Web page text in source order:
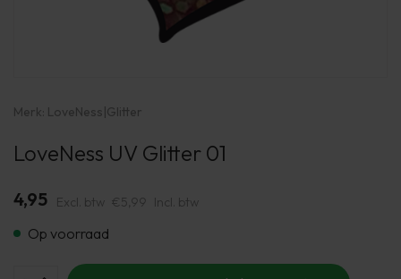
Merk: LoveNess|Glitter
LoveNess UV Glitter 01
4,95 Excl. btw €5,99 Incl. btw
Op voorraad